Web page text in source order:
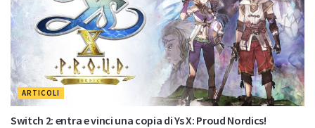
ARTICOLI
Switch 2: entra e vinci una copia di Ys X: Proud Nordics!